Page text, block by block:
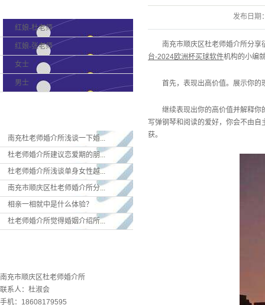
红娘-杜老师
红娘-张老师
女士
男士
南充杜老师婚介所浅谈一下婚...
杜老师婚介所建议恋爱期的朋...
杜老师婚介所浅谈单身女性越...
南充市顺庆区杜老师婚介所分...
相亲一相就中是什么体验？
杜老师婚介所觉得婚姻介绍所...
南充市顺庆区杜老师婚介所
联系人：杜淑会
手机：18608179595
发布日期
南充市顺庆区杜老师婚介所分享
台-2024欧洲杯买球软件机构的小编
首先，表现出高价值。展示你的
继续表现出你的高价值并解释你
写弹钢琴和阅读的爱好，你会不由
获。